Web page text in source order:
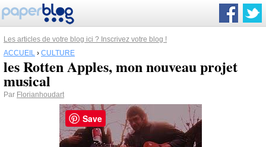
Les articles de votre blog ici ? Inscrivez votre blog !
ACCUEIL › CULTURE
les Rotten Apples, mon nouveau projet
musical
Par Florianhoudart
Save